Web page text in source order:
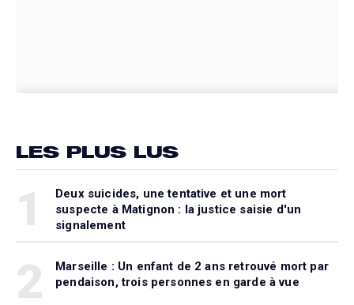
LES PLUS LUS
Deux suicides, une tentative et une mort
suspecte à Matignon : la justice saisie d'un
signalement
Marseille : Un enfant de 2 ans retrouvé mort par
pendaison, trois personnes en garde à vue